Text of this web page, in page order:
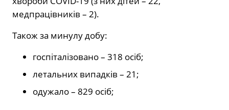
медпрацівників – 2).
Також за минулу добу:
госпіталізовано – 318 осіб;
летальних випадків – 21;
одужало – 829 осіб;